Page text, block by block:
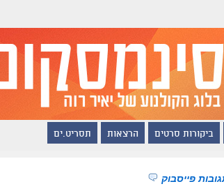
ביקורות סרטים הרצאות תסריט.ים
פייסבוק